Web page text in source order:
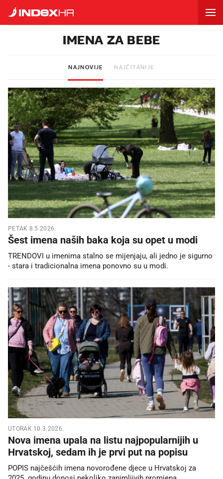
IMENA ZA BEBE
NAJNOVIJE NAJČITANIJE
PETAK 8.5.2026.
Šest imena naših baka koja su opet u modi
TRENDOVI u imenima stalno se mijenjaju, ali jedno je sigurno
- stara i tradicionalna imena ponovno su u modi.
UTORAK 10.3.2026.
Nova imena upala na listu najpopularnijih u
Hrvatskoj, sedam ih je prvi put na popisu
POPIS najčešćih imena novorođene djece u Hrvatskoj za